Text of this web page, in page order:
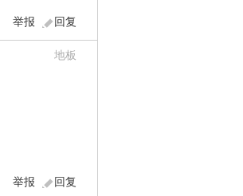
回复
举报
地板
回复
举报